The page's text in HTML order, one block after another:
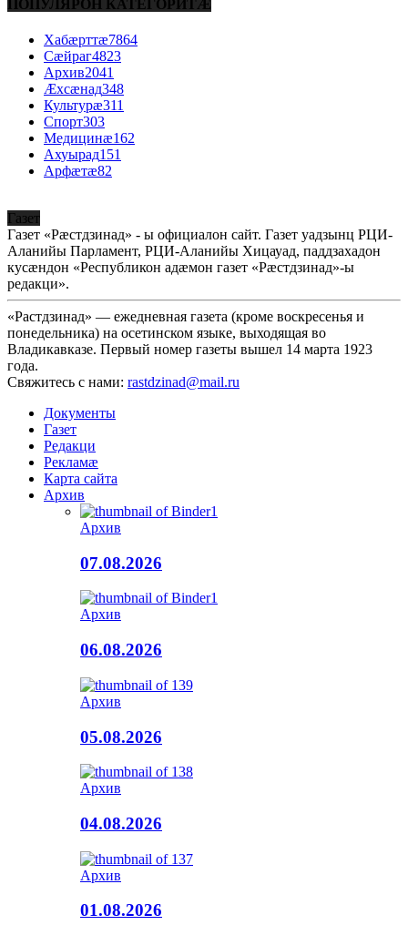
ПОПУЛЯРОН КАТЕГОРИТÆ
Хабæрттæ7864
Сæйраг4823
Архив2041
Æхсæнад348
Культурæ311
Спорт303
Медицинæ162
Ахуырад151
Арфæтæ82
Газет
Газет «Рæстдзинад» - ы официалон сайт. Газет уадзынц РЦИ-
Аланийы Парламент, РЦИ-Аланийы Хицауад, паддзахадон
кусæндон «Республикон адæмон газет «Рæстдзинад»-ы
редакци».
«Растдзинад» — ежедневная газета (кроме воскресенья и
понедельника) на осетинском языке, выходящая во
Владикавказе. Первый номер газеты вышел 14 марта 1923
года.
Свяжитесь с нами: rastdzinad@mail.ru
Документы
Газет
Редакци
Рекламæ
Карта сайта
Архив
Архив
07.08.2026
Архив
06.08.2026
Архив
05.08.2026
Архив
04.08.2026
Архив
01.08.2026